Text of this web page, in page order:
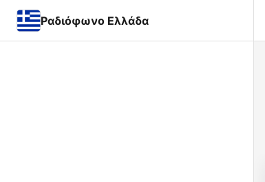
Ραδιόφωνο Ελλάδα